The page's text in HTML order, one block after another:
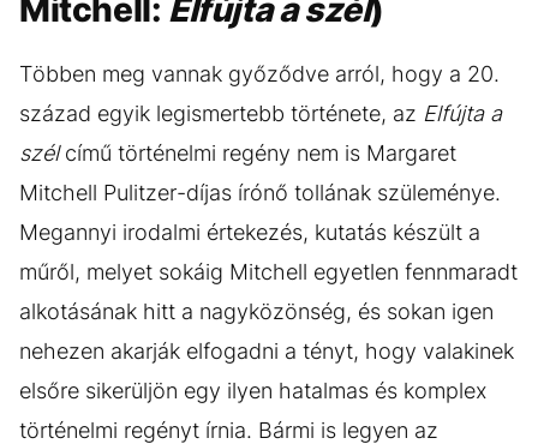
Mitchell: Elfújta a szél)
Többen meg vannak győződve arról, hogy a 20.
század egyik legismertebb története, az Elfújta a
szélcímű történelmi regény nem is Margaret
Mitchell Pulitzer-díjas írónő tollának szüleménye.
Megannyi irodalmi értekezés, kutatás készült a
műről, melyet sokáig Mitchell egyetlen fennmaradt
alkotásának hitt a nagyközönség, és sokan igen
nehezen akarják elfogadni a tényt, hogy valakinek
elsőre sikerüljön egy ilyen hatalmas és komplex
történelmi regényt írnia. Bármi is legyen az